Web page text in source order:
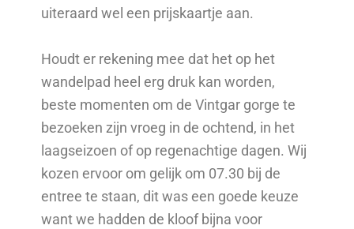
uiteraard wel een prijskaartje aan.
Houdt er rekening mee dat het op het
wandelpad heel erg druk kan worden,
beste momenten om de Vintgar gorge te
bezoeken zijn vroeg in de ochtend, in het
laagseizoen of op regenachtige dagen. Wij
kozen ervoor om gelijk om 07.30 bij de
entree te staan, dit was een goede keuze
want we hadden de kloof bijna voor